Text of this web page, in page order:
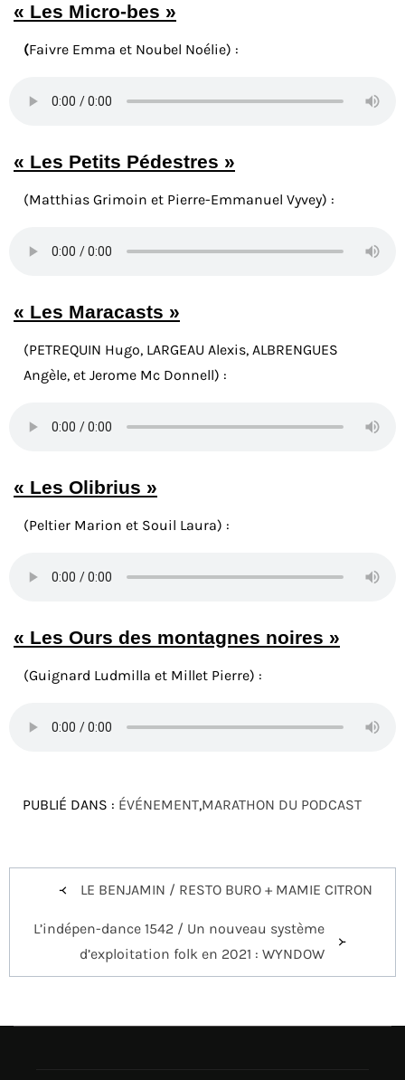
« Les Micro-bes »
(Faivre Emma et Noubel Noélie) :
« Les Petits Pédestres »
(Matthias Grimoin et Pierre-Emmanuel Vyvey) :
« Les Maracasts »
(PETREQUIN Hugo, LARGEAU Alexis, ALBRENGUES
Angèle, et Jerome Mc Donnell) :
« Les Olibrius »
(Peltier Marion et Souil Laura) :
« Les Ours des montagnes noires »
(Guignard Ludmilla et Millet Pierre) :
PUBLIÉ DANS : ÉVÉNEMENT,MARATHON DU PODCAST
Navigation
l’article
LE BENJAMIN / RESTO BURO + MAMIE CITRON
L’indépen-dance 1542 / Un nouveau système
d’exploitation folk en 2021 : WYNDOW